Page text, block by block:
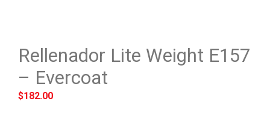
Rellenador Lite Weight E157
– Evercoat
$182.00